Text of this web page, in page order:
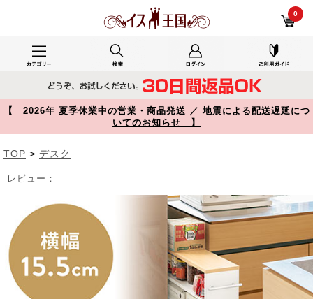
0
【 2026年 夏季休業中の営業・商品発送 ／ 地震による配送遅延につ
いてのお知らせ 】
TOP > デスク
レビュー：